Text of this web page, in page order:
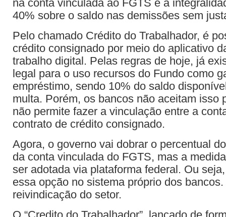
na conta vinculada ao FGTS e a
40% sobre o saldo nas demissões sem
Pelo chamado Crédito do Trabalhador, é
crédito consignado por meio do aplicativo
trabalho digital. Pelas regras de hoje, já
legal para o uso recursos do Fundo como
empréstimo, sendo 10% do saldo
multa. Porém, os bancos não aceitam isso
não permite fazer a vinculação entre a
contrato de crédito consignado.
Agora, o governo vai dobrar o percentual
da conta vinculada do FGTS, mas a
ser adotada via plataforma federal. Ou
essa opção no sistema próprio dos
reivindicação do setor.